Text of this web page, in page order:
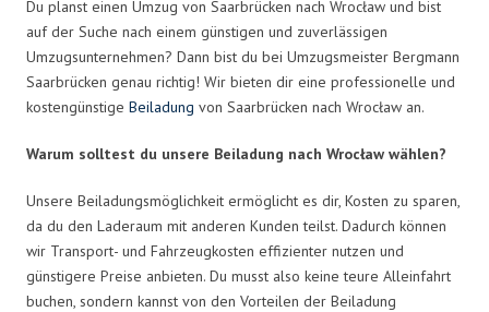
Du planst einen Umzug von Saarbrücken nach Wrocław und bist
auf der Suche nach einem günstigen und zuverlässigen
Umzugsunternehmen? Dann bist du bei Umzugsmeister Bergmann
Saarbrücken genau richtig! Wir bieten dir eine professionelle und
kostengünstige Beiladung von Saarbrücken nach Wrocław an.
Warum solltest du unsere Beiladung nach Wrocław wählen?
Unsere Beiladungsmöglichkeit ermöglicht es dir, Kosten zu sparen,
da du den Laderaum mit anderen Kunden teilst. Dadurch können
wir Transport- und Fahrzeugkosten effizienter nutzen und
günstigere Preise anbieten. Du musst also keine teure Alleinfahrt
buchen, sondern kannst von den Vorteilen der Beiladung